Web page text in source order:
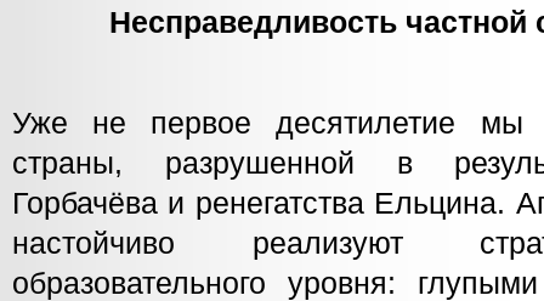
Несправедливость частной
Уже не первое десятилетие мы
страны, разрушенной в
Горбачёва и ренегатства Ельцина.
настойчиво реализуют
образовательного уровня: